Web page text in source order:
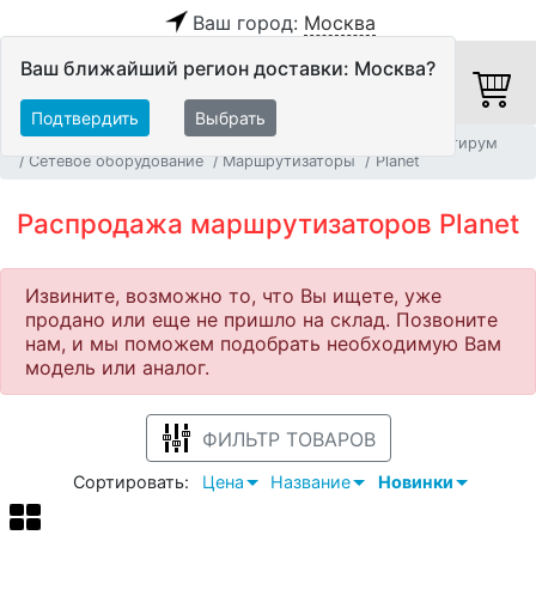
Ваш город: Москва
Ваш ближайший регион доставки: Москва?
Подтвердить Выбрать
Системы Автоматизации и Мультирум
Сетевое оборудование
Маршрутизаторы Planet
Распродажа маршрутизаторов Planet
Извините, возможно то, что Вы ищете, уже
продано или еще не пришло на склад. Позвоните
нам, и мы поможем подобрать необходимую Вам
модель или аналог.
ФИЛЬТР ТОВАРОВ
Сортировать: Цена Название Новинки